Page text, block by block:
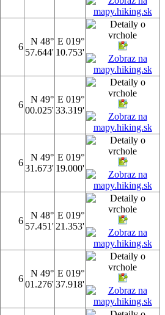
6
N 48°
57.644'
E 019°
10.753'
6
N 49°
00.025'
E 019°
33.319'
6
N 49°
31.673'
E 019°
19.000'
6
N 48°
57.451'
E 019°
21.353'
6
N 49°
01.276'
E 019°
37.918'